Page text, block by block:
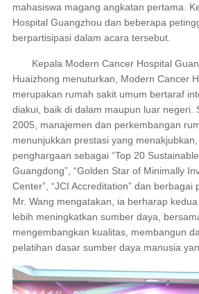
mahasiswa magang angkatan pertama.
Hospital Guangzhou dan beberapa
berpartisipasi dalam acara tersebut.
Kepala Modern Cancer Hospital
Huaizhong menuturkan, Modern Cancer
merupakan rumah sakit umum bertaraf
diakui, baik di dalam maupun luar negeri.
2005, manajemen dan perkembangan
menunjukkan prestasi yang
penghargaan sebagai “Top 20
Guangdong”, “Golden Star of Minimally
Center”, “JCI Accreditation” dan berbagai
Mr. Wang mengatakan, ia berharap
lebih meningkatkan sumber daya,
mengembangkan kualitas, membangun
pelatihan dasar sumber daya manusia